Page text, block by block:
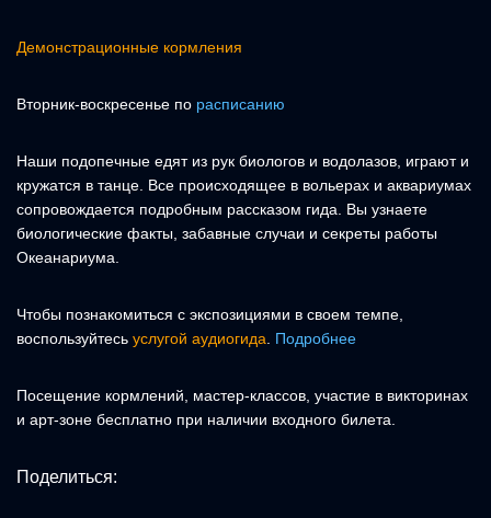
Демонстрационные кормления
Вторник-воскресенье по расписанию
Наши подопечные едят из рук биологов и водолазов, играют и
кружатся в танце. Все происходящее в вольерах и аквариумах
сопровождается подробным рассказом гида. Вы узнаете
биологические факты, забавные случаи и секреты работы
Океанариума.
Чтобы познакомиться с экспозициями в своем темпе,
воспользуйтесь услугой аудиогида Подробнее
Посещение кормлений, мастер-классов, участие в викторинах
и арт-зоне бесплатно при наличии входного билета.
Поделиться: